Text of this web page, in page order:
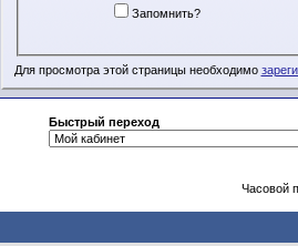
Запомнить?
Для просмотра этой страницы необходимо
Быстрый переход
Часовой